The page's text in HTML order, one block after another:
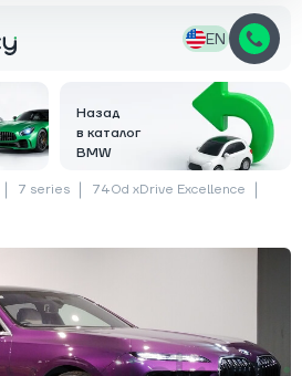
EN
Назад
в каталог
BMW
7 series
740d xDrive Excellence